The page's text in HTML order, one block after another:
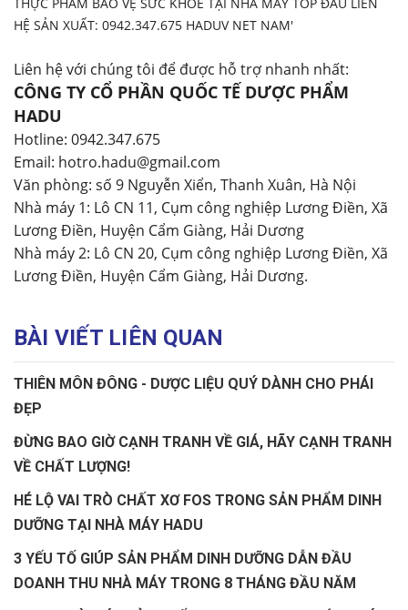
Liên hệ với chúng tôi để được hỗ trợ nhanh nhất:
CÔNG TY CỔ PHẦN QUỐC TẾ DƯỢC PHẨM
HADU
Hotline: 0942.347.675
Email: hotro.hadu@gmail.com
Văn phòng: số 9 Nguyễn Xiển, Thanh Xuân, Hà Nội
Nhà máy 1: Lô CN 11, Cụm công nghiệp Lương Điền, Xã
Lương Điền, Huyện Cẩm Giàng, Hải Dương
Nhà máy 2: Lô CN 20, Cụm công nghiệp Lương Điền, Xã
Lương Điền, Huyện Cẩm Giàng, Hải Dương.
BÀI VIẾT LIÊN QUAN
THIÊN MÔN ĐÔNG - DƯỢC LIỆU QUÝ DÀNH CHO PHÁI
ĐẸP
ĐỪNG BAO GIỜ CẠNH TRANH VỀ GIÁ, HÃY CẠNH TRANH
VỀ CHẤT LƯỢNG!
HÉ LỘ VAI TRÒ CHẤT XƠ FOS TRONG SẢN PHẨM DINH
DƯỠNG TẠI NHÀ MÁY HADU
3 YẾU TỐ GIÚP SẢN PHẨM DINH DƯỠNG DẪN ĐẦU
DOANH THU NHÀ MÁY TRONG 8 THÁNG ĐẦU NĂM